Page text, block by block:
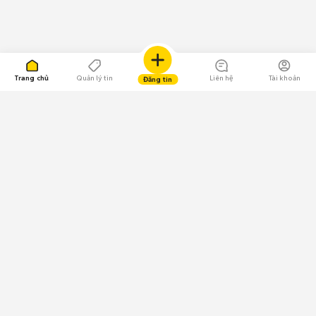
Trang chủ Quản lý tin Đăng tin Liên hệ Tài khoản